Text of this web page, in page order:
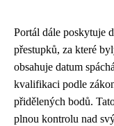
Portál dále poskytuje
přestupků, za které
obsahuje datum
kvalifikaci podle
přidělených bodů.
plnou kontrolu nad